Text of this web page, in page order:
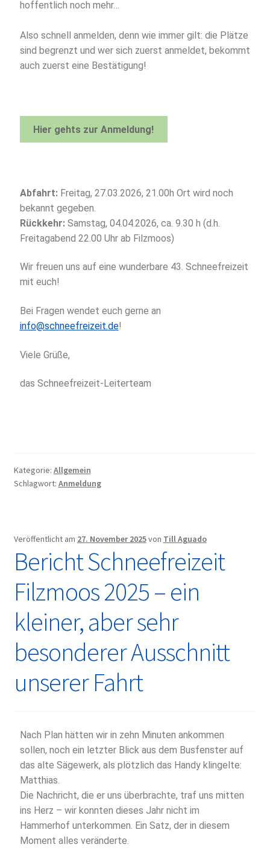
hoffentlich noch mehr…
Also schnell anmelden, denn wie immer gilt: die Plätze
sind begrenzt und wer sich zuerst anmeldet, bekommt
auch zuerst eine Bestätigung!
Hier gehts zur Anmeldung!
Abfahrt:Freitag, 27.03.2026, 21.00h Ort wird noch
bekannt gegeben.
Rückkehr:Samstag, 04.04.2026, ca. 9.30 h (d.h.
Freitagabend 22.00 Uhr ab Filzmoos)
Wir freuen uns auf eine wunderbare 43. Schneefreizeit
mit euch!
Bei Fragen wendet euch gerne an
info@schneefreizeit.de!
Viele Grüße,
das Schneefreizeit-Leiterteam
Kategorie: Allgemein
Schlagwort: Anmeldung
Veröffentlicht am 27. November 2025von Till Aguado
Bericht Schneefreizeit
Filzmoos 2025 – ein
kleiner, aber sehr
besonderer Ausschnitt
unserer Fahrt
Nach Plan hätten wir in zehn Minuten ankommen
sollen, noch ein letzter Blick aus dem Busfenster auf
das alte Sägewerk, als plötzlich das Handy klingelte:
Matthias.
Die Nachricht, die er uns überbrachte, traf uns mitten
ins Herz – wir konnten dieses Jahr nicht im
Hammerhof unterkommen. Ein Satz, der in diesem
Moment alles veränderte.